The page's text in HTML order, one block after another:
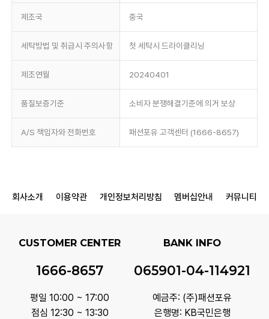
제조국 중국
세탁방법 및 취급시 주의사항 첫 세탁시 드라이클리닝
제조연월 20240401
품질보증기준 소비자 분쟁해결기준에 의거 보상
A/S 책임자와 전화번호 패션포유 고객센터 (1666-8657)
회사소개 이용약관 개인정보처리방침 멤버십안내 커뮤니티
CUSTOMER CENTER
1666-8657
평일 10:00 ~ 17:00
점심 12:30 ~ 13:30
BANK INFO
065901-04-114921
예금주: (주)패션포유
은행명: KB국민은행